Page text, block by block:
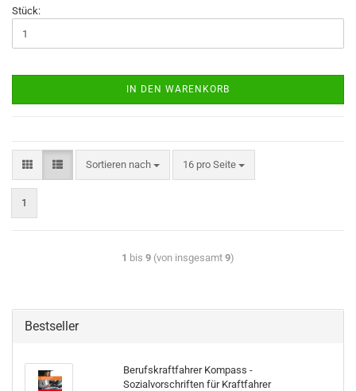
Stück:
IN DEN WARENKORB
Sortieren nach 16 pro Seite
1
1 bis 9 (von insgesamt 9)
Bestseller
Berufskraftfahrer Kompass -
Sozialvorschriften für Kraftfahrer